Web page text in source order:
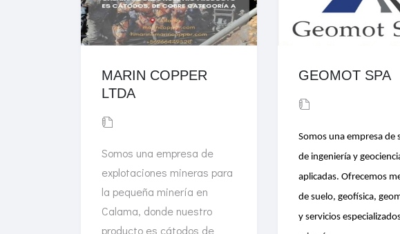
MARIN COPPER
LTDA
Somos una empresa de
explotaciones mineras para
la pequeña minería en
Calama, donde nuestro
producto es cátodos de
GEOMOT SPA
Somos una empresa de
de ingeniería y
aplicadas. Ofrecemos
de suelo, geofísica,
y servicios